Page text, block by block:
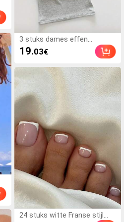
3 stuks dames effen
geribbelde camisole met
gevoerde bh, casual skinny
19.03€
24 stuks witte Franse stijl